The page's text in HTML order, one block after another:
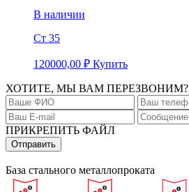
В наличии
Ст 35
120000,00 ₽ Купить
ХОТИТЕ, МЫ ВАМ ПЕРЕЗВОНИМ?
ПРИКРЕПИТЬ ФАЙЛ
База стального металлопроката